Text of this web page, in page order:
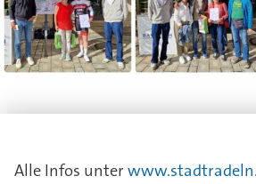
Alle Infos unter